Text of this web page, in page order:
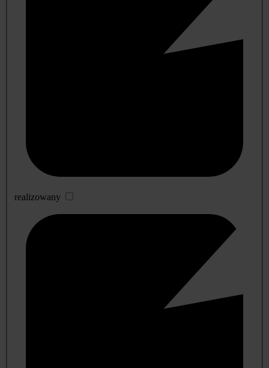
realizowany